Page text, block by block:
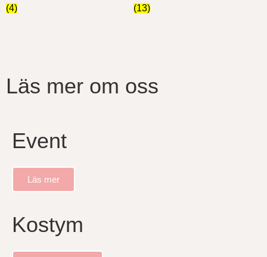
(4)
(13)
Läs mer om oss
Event
Läs mer
Kostym